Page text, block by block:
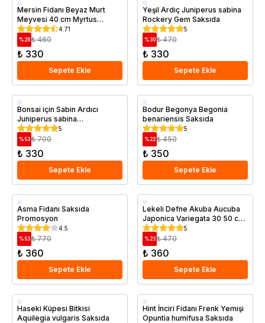
Saksıda
Mersin Fidanı Beyaz Murt
Meyvesi 40 cm Myrtus
communis
4.71
%28 ₺ 460
₺ 330
Sepete Ekle
Saksıda
Yeşil Ardıç Juniperus sabina
Rockery Gem Saksıda
5
%30 ₺ 470
₺ 330
Sepete Ekle
Saksıda
Bonsai için Sabin Ardıcı
Juniperus sabina
Tamariscifolia Saksıda
5
% 53 ₺ 700
₺ 330
Sepete Ekle
Saksıda
Bodur Begonya Begonia
benariensis Saksıda
5
%22 ₺ 450
₺ 350
Sepete Ekle
Saksıda
Asma Fidanı Saksıda
Promosyon
4.5
% 53 ₺ 770
₺ 360
Sepete Ekle
Saksıda
Lekeli Defne Akuba Aucuba
Japonica Variegata 30 50 cm
Saksıda
5
%23 ₺ 470
₺ 360
Sepete Ekle
Saksıda
Haseki Küpesi Bitkisi
Aquilegia vulgaris Saksıda
Saksıda
Hint İnciri Fidanı Frenk Yemişi
Opuntia humifusa Saksıda